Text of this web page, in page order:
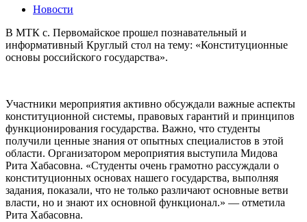
Новости
В МТК с. Первомайское прошел познавательный и
информативный Круглый стол на тему: «Конституционные
основы российского государства».
Участники мероприятия активно обсуждали важные аспекты
конституционной системы, правовых гарантий и принципов
функционирования государства. Важно, что студенты
получили ценные знания от опытных специалистов в этой
области. Организатором мероприятия выступила Мидова
Рита Хабасовна. «Студенты очень грамотно рассуждали о
конституционных основах нашего государства, выполняя
задания, показали, что не только различают основные ветви
власти, но и знают их основной функционал.» — отметила
Рита Хабасовна.